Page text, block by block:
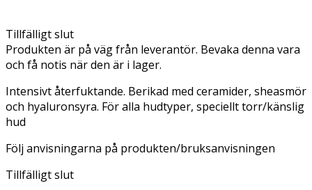
Tillfälligt slut
Produkten är på väg från leverantör. Bevaka denna vara
och få notis när den är i lager.
Intensivt återfuktande. Berikad med ceramider, sheasmör
och hyaluronsyra. För alla hudtyper, speciellt torr/känslig
hud
Följ anvisningarna på produkten/bruksanvisningen
Tillfälligt slut